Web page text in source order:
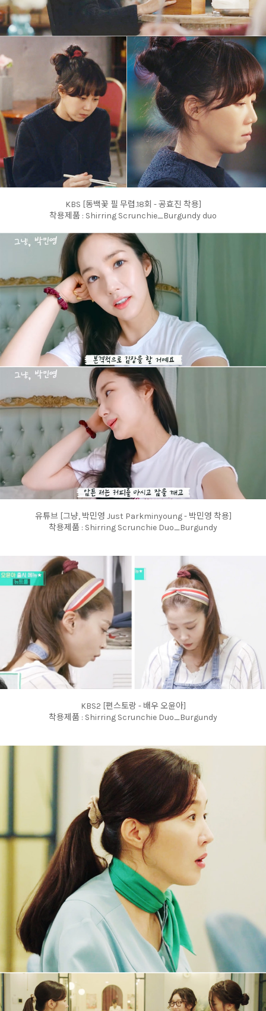
KBS [동백꽃 필 무렵.18회 - 공효진 착용]
착용제품 : Shirring Scrunchie_Burgundy duo
유튜브 [그냥, 박민영 Just Parkminyoung - 박민영 착용]
착용제품 : Shirring Scrunchie Duo_Burgundy
KBS2 [편스토랑 - 배우 오윤아]
착용제품 : Shirring Scrunchie Duo_Burgundy